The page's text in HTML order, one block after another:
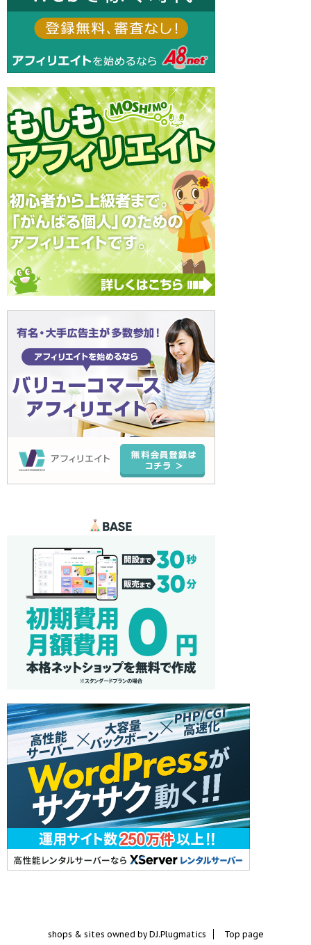
shops & sites owned by DJ.Plugmatics Top page